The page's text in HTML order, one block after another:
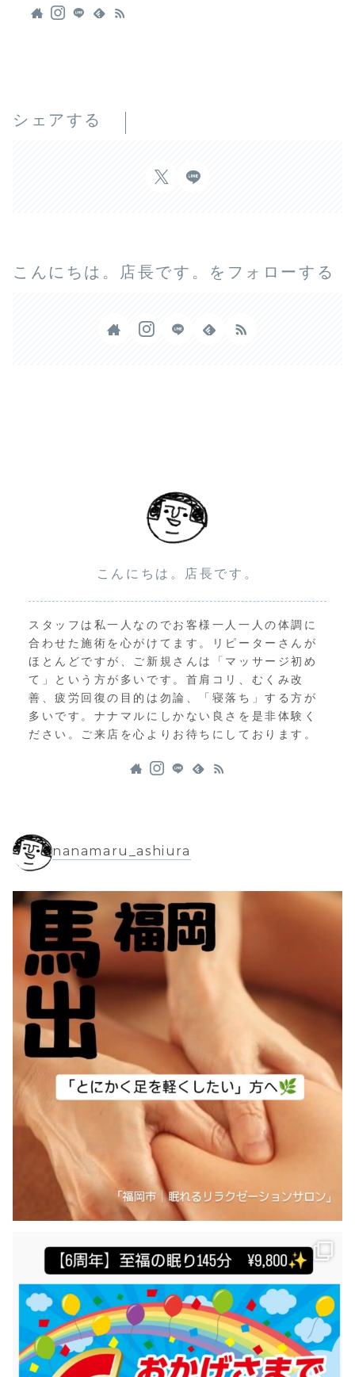
シェアする
こんにちは。店長です。をフォローする
こんにちは。店長です。
スタッフは私一人なのでお客様一人一人の体調に
合わせた施術を心がけてます。リピーターさんが
ほとんどですが、ご新規さんは「マッサージ初め
て」という方が多いです。首肩コリ、むくみ改
善、疲労回復の目的は勿論、「寝落ち」する方が
多いです。ナナマルにしかない良さを是非体験く
ださい。ご来店を心よりお待ちにしております。
nanamaru_ashiura